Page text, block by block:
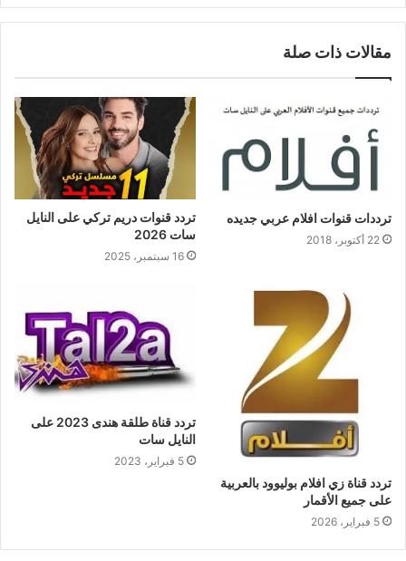
مقالات ذات صلة
ترددات قنوات افلام عربي جديده
22 أكتوبر، 2018
تردد قنوات دريم تركي على النايل
سات 2026
16 سبتمبر، 2025
تردد قناة زي افلام بوليوود بالعربية
على جميع الأقمار
5 فبراير، 2026
تردد قناة طلقة هندى 2023 على
النايل سات
5 فبراير، 2023